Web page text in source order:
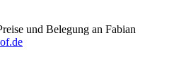
und Belegung an Fabian